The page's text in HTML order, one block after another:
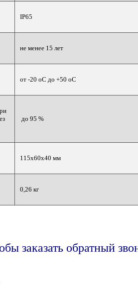
IР65
не менее 15 лет
от -20 оС до +50 оС
до 95 %
115x60x40 мм
0,26 кг
заказать обратный